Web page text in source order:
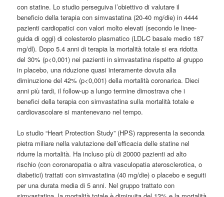
con statine. Lo studio perseguiva l’obiettivo di valutare il
beneficio della terapia con simvastatina (20-40 mg/die) in 4444
pazienti cardiopatici con valori molto elevati (secondo le linee-
guida di oggi) di colesterolo plasmatico (LDL-C basale medio 187
mg/dl). Dopo 5.4 anni di terapia la mortalità totale si era ridotta
del 30% (p<0,001) nei pazienti in simvastatina rispetto al gruppo
in placebo, una riduzione quasi interamente dovuta alla
diminuzione del 42% (p<0,001) della mortalità coronarica. Dieci
anni più tardi, il follow-up a lungo termine dimostrava che i
benefici della terapia con simvastatina sulla mortalità totale e
cardiovascolare si mantenevano nel tempo.
Lo studio “Heart Protection Study” (HPS) rappresenta la seconda
pietra miliare nella valutazione dell’efficacia delle statine nel
ridurre la mortalità. Ha incluso più di 20000 pazienti ad alto
rischio (con coronaropatia o altra vasculopatia aterosclerotica, o
diabetici) trattati con simvastatina (40 mg/die) o placebo e seguiti
per una durata media di 5 anni. Nel gruppo trattato con